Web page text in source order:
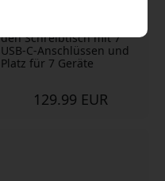
den Schreibtisch mit 7
USB-C-Anschlüssen und
Platz für 7 Geräte
129.99 EUR